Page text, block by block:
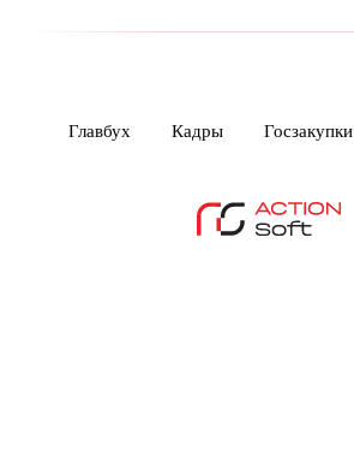
Главбух Кадры Госзакупки